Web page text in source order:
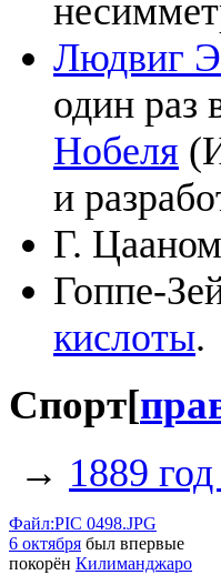
Людвиг
один раз
Нобеля
и
Г.
Гоппе-
кислоты.
Спорт[
→ 1889
Файл:PIC 0498.JPG
6 октября был впервые
покорён Килиманджаро